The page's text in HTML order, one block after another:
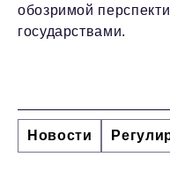
обозримой
государствами.
Новости